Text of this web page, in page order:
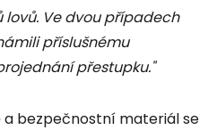
lovů. Ve dvou případech
příslušnému
přestupku."
bezpečnostní materiál se